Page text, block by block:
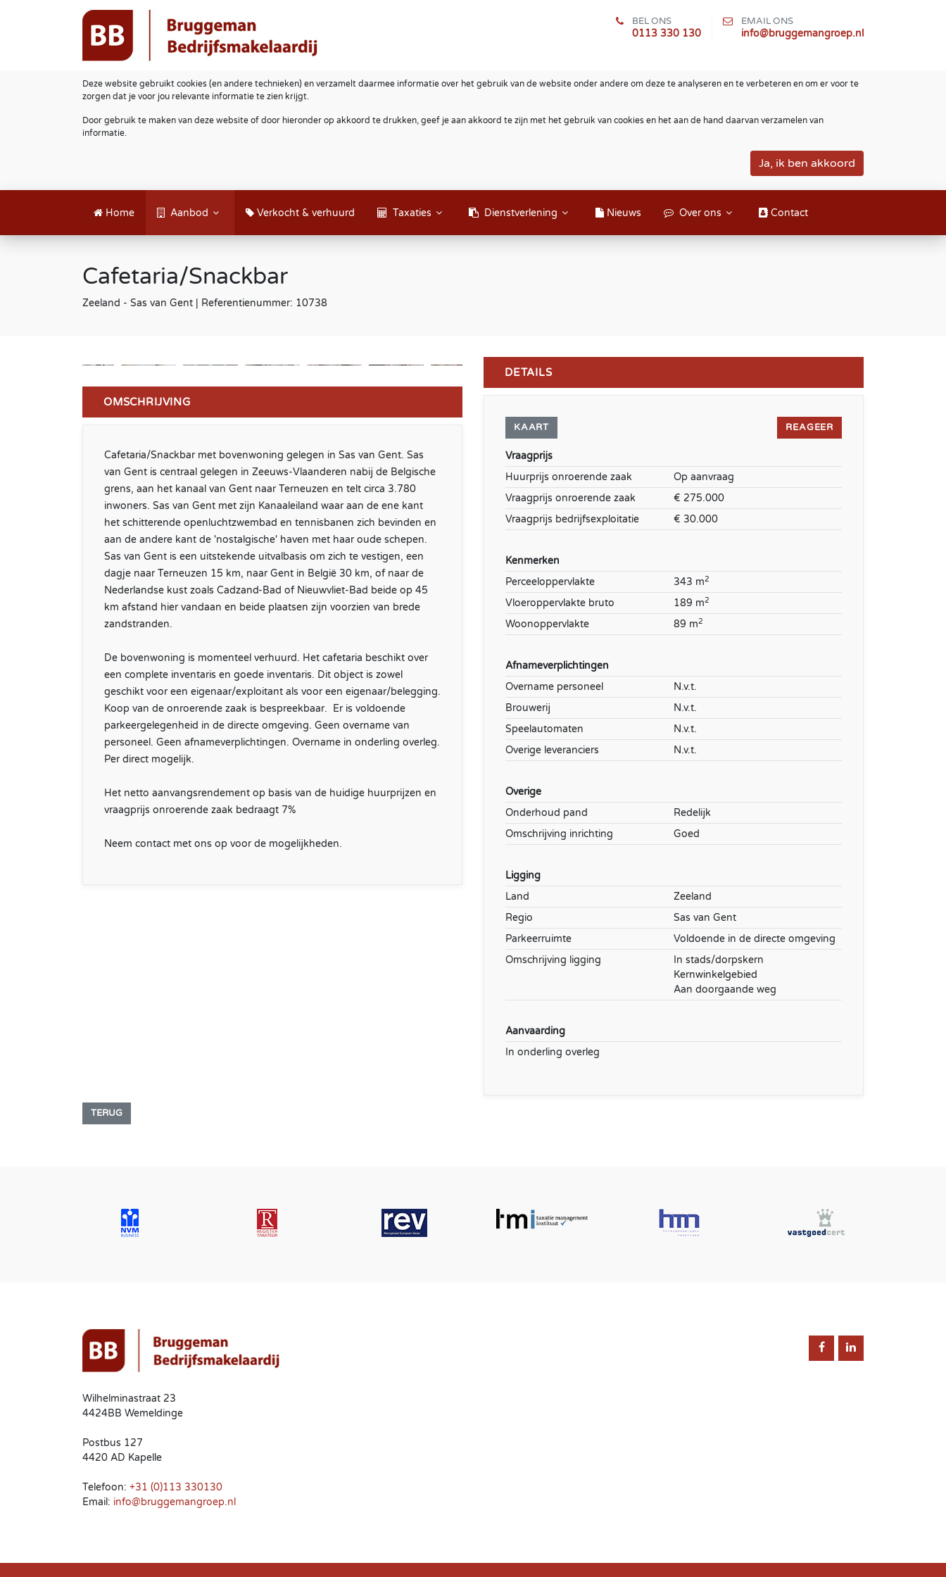
BEL ONS
0113 330 130
EMAIL ONS
info@bruggemangroep.nl
Deze website gebruikt cookies (en andere technieken) en verzamelt daarmee informatie over het gebruik van de website onder andere om deze te analyseren en te verbeteren en om er voor te
zorgen dat je voor jou relevante informatie te zien krijgt.
Door gebruik te maken van deze website of door hieronder op akkoord te drukken, geef je aan akkoord te zijn met het gebruik van cookies en het aan de hand daarvan verzamelen van
informatie.
Home Aanbod Verkocht & verhuurd Taxaties Dienstverlening Nieuws Over ons Contact
Cafetaria/Snackbar
Zeeland - Sas van Gent | Referentienummer: 10738
OMSCHRIJVING
Cafetaria/Snackbar met bovenwoning gelegen in Sas van Gent. Sas
van Gent is centraal gelegen in Zeeuws-Vlaanderen nabij de Belgische
grens, aan het kanaal van Gent naar Terneuzen en telt circa 3.780
inwoners. Sas van Gent met zijn Kanaaleiland waar aan de ene kant
het schitterende openluchtzwembad en tennisbanen zich bevinden en
aan de andere kant de 'nostalgische' haven met haar oude schepen.
Sas van Gent is een uitstekende uitvalbasis om zich te vestigen, een
dagje naar Terneuzen 15 km, naar Gent in België 30 km, of naar de
Nederlandse kust zoals Cadzand-Bad of Nieuwvliet-Bad beide op 45
km afstand hier vandaan en beide plaatsen zijn voorzien van brede
zandstranden.
De bovenwoning is momenteel verhuurd. Het cafetaria beschikt over
een complete inventaris en goede inventaris. Dit object is zowel
geschikt voor een eigenaar/exploitant als voor een eigenaar/belegging.
Koop van de onroerende zaak is bespreekbaar. Er is voldoende
parkeergelegenheid in de directe omgeving. Geen overname van
personeel. Geen afnameverplichtingen. Overname in onderling overleg.
Per direct mogelijk.
Het netto aanvangsrendement op basis van de huidige huurprijzen en
vraagprijs onroerende zaak bedraagt 7%
Neem contact met ons op voor de mogelijkheden.
DETAILS
KAART REAGEER
Vraagprijs
Huurprijs onroerende zaak
Op aanvraag
Vraagprijs onroerende zaak
€ 275.000
Vraagprijs bedrijfsexploitatie
€ 30.000
Kenmerken
Perceeloppervlakte
343 m2
Vloeroppervlakte bruto 189 m2
Woonoppervlakte 89 m2
Afnameverplichtingen
Overname personeel
N.v.t.
Brouwerij
N.v.t.
Speelautomaten
N.v.t.
Overige leveranciers
N.v.t.
Overige
Onderhoud pand
Redelijk
Omschrijving inrichting
Goed
Ligging
Land
Zeeland
Regio
Sas van Gent
Parkeerruimte
Voldoende in de directe omgeving
Omschrijving ligging
In stads/dorpskern
Kernwinkelgebied
Aan doorgaande weg
Aanvaarding
In onderling overleg
TERUG
Wilhelminastraat 23
4424BB Wemeldinge
Postbus 127
4420 AD Kapelle
Telefoon: +31 (0)113 330130
Email: info@bruggemangroep.nl